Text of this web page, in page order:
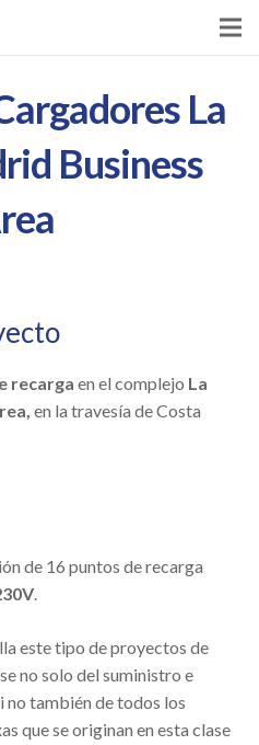
La
Business
recarga en el complejo La
en la travesía de Costa
de 16 puntos de recarga
.
este tipo de proyectos de
no solo del suministro e
no también de todos los
que se originan en esta clase